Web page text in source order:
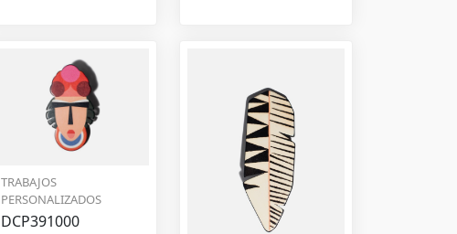
TRABAJOS
PERSONALIZADOS
DCP391000